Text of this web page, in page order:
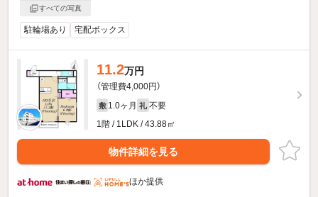
すべての写真
駐輪場あり 宅配ボックス
11.2万円
（管理費4,000円）
敷 1.0ヶ月 礼 不要
1階 / 1LDK / 43.88㎡
物件詳細を見る
ほか提供